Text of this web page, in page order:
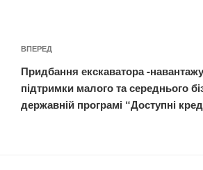
Наступний
запис
ВПЕРЕД
Придбання екскаватора -
підтримки малого та середнього
державній програмі “Доступні